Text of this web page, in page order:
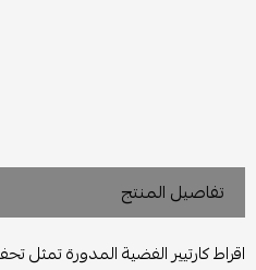
تفاصيل المنتج
اقراط كارتيير الفضية المدورة تمثل